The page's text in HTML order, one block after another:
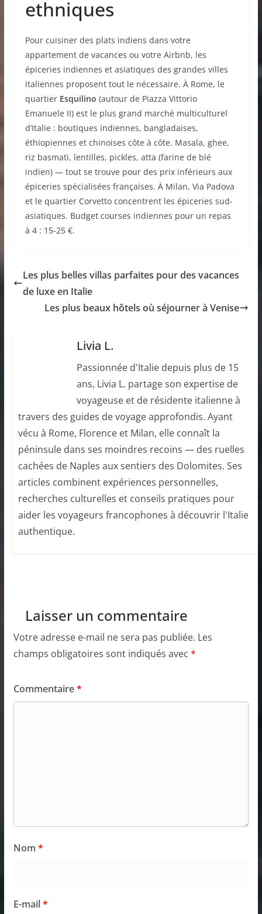
ethniques
Pour cuisiner des plats indiens dans votre
appartement de vacances ou votre Airbnb, les
épiceries indiennes et asiatiques des grandes villes
italiennes proposent tout le nécessaire. À Rome, le
quartier Esquilino (autour de Piazza Vittorio
Emanuele II) est le plus grand marché multiculturel
d’Italie : boutiques indiennes, bangladaises,
éthiopiennes et chinoises côte à côte. Masala, ghee,
riz basmati, lentilles, pickles, atta (farine de blé
indien) — tout se trouve pour des prix inférieurs aux
épiceries spécialisées françaises. À Milan, Via Padova
et le quartier Corvetto concentrent les épiceries sud-
asiatiques. Budget courses indiennes pour un repas
à 4 : 15-25 €.
Les plus belles villas parfaites pour des vacances
de luxe en Italie
Les plus beaux hôtels où séjourner à Venise
Livia L.
Passionnée d'Italie depuis plus de 15
ans, Livia L. partage son expertise de
voyageuse et de résidente italienne à
travers des guides de voyage approfondis. Ayant
vécu à Rome, Florence et Milan, elle connaît la
péninsule dans ses moindres recoins — des ruelles
cachées de Naples aux sentiers des Dolomites. Ses
articles combinent expériences personnelles,
recherches culturelles et conseils pratiques pour
aider les voyageurs francophones à découvrir l'Italie
authentique.
Laisser un commentaire
Votre adresse e-mail ne sera pas publiée. Les
champs obligatoires sont indiqués avec *
Commentaire*
Nom *
E-mail*